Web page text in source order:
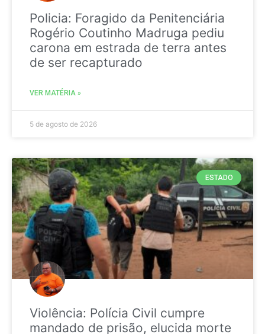
Policia: Foragido da Penitenciária
Rogério Coutinho Madruga pediu
carona em estrada de terra antes
de ser recapturado
VER MATÉRIA »
5 de agosto de 2026
ESTADO
Violência: Polícia Civil cumpre
mandado de prisão, elucida morte